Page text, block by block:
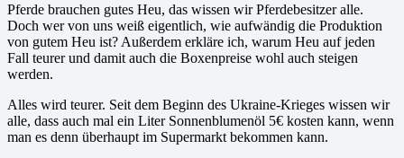
Pferde brauchen gutes Heu, das wissen wir Pferdebesitzer alle.
Doch wer von uns weiß eigentlich, wie aufwändig die Produktion
von gutem Heu ist? Außerdem erkläre ich, warum Heu auf jeden
Fall teurer und damit auch die Boxenpreise wohl auch steigen
werden.
Alles wird teurer. Seit dem Beginn des Ukraine-Krieges wissen wir
alle, dass auch mal ein Liter Sonnenblumenöl 5€ kosten kann, wenn
man es denn überhaupt im Supermarkt bekommen kann.